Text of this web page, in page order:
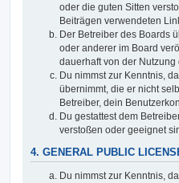
oder die guten Sitten
Beiträgen verwendeten
Der Betreiber des Boards
oder anderer im Board
dauerhaft von der
Du nimmst zur Kenntnis,
übernimmt, die er nicht
Betreiber, dein
Du gestattest dem
verstoßen oder geeignet
4. GENERAL PUBLIC
Du nimmst zur Kenntnis,